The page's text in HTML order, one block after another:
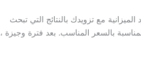
مع تزويدك بالنتائج التي تبحث
بالسعر المناسب. بعد فترة وجيزة ،